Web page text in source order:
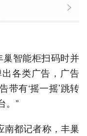
巢智能柜扫码时并
各类广告，广告
带有‘摇一摇’跳转
。”
南都记者称，丰巢